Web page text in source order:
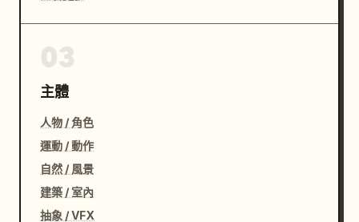
主體
人物 / 角色
運動 / 動作
自然 / 風景
建築 / 室內
抽象 / VFX